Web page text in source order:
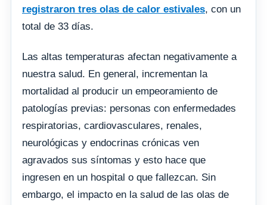
registraron tres olas de calor estivales, con un
total de 33 días.
Las altas temperaturas afectan negativamente a
nuestra salud. En general, incrementan la
mortalidad al producir un empeoramiento de
patologías previas: personas con enfermedades
respiratorias, cardiovasculares, renales,
neurológicas y endocrinas crónicas ven
agravados sus síntomas y esto hace que
ingresen en un hospital o que fallezcan. Sin
embargo, el impacto en la salud de las olas de